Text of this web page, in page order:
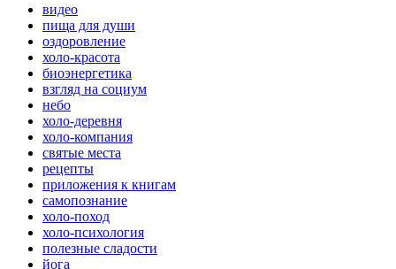
видео
пища для души
оздоровление
холо-красота
биоэнергетика
взгляд на социум
небо
холо-деревня
холо-компания
святые места
рецепты
приложения к книгам
самопознание
холо-поход
холо-психология
полезные сладости
йога